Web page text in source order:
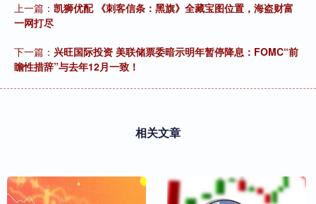
上一篇： 凯狮优配 《刺客信条：黑旗》全藏宝图位置，海盗财富
一网打尽
下一篇： 兴旺国际投资 美联储票委暗示明年暂停降息：FOMC“前
瞻性措辞”与去年12月一致！
相关文章